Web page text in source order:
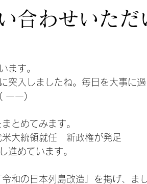
合わせいただ
ます。
入しましたね。毎日を大事に
一一)
とめてみます。
大統領就任　新政権が発足
進めています。
和の日本列島改造」を掲げ、ま